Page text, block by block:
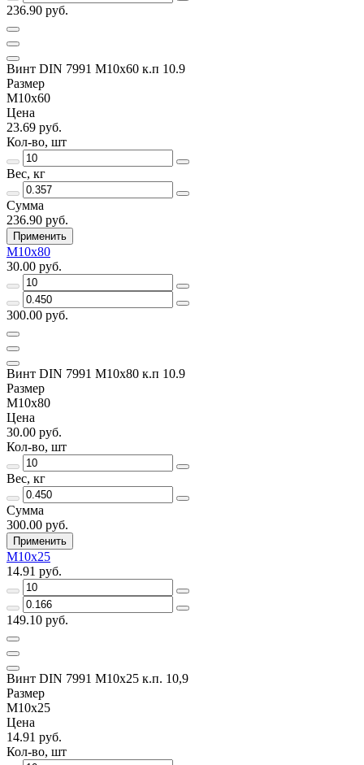
236.90 руб.
Винт DIN 7991 M10x60 к.п 10.9
Размер
M10x60
Цена
23.69 руб.
Кол-во, шт
Вес, кг
Сумма
236.90 руб.
Применить
M10x80
30.00 руб.
300.00 руб.
Винт DIN 7991 M10x80 к.п 10.9
Размер
M10x80
Цена
30.00 руб.
Кол-во, шт
Вес, кг
Сумма
300.00 руб.
Применить
M10х25
14.91 руб.
149.10 руб.
Винт DIN 7991 M10x25 к.п. 10,9
Размер
M10х25
Цена
14.91 руб.
Кол-во, шт